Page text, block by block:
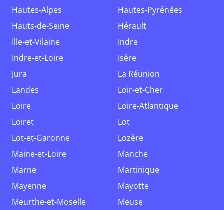
Hautes-Alpes
Hautes-Pyrénées
Hauts-de-Seine
Hérault
Ille-et-Vilaine
Indre
Indre-et-Loire
Isère
Jura
La Réunion
Landes
Loir-et-Cher
Loire
Loire-Atlantique
Loiret
Lot
Lot-et-Garonne
Lozère
Maine-et-Loire
Manche
Marne
Martinique
Mayenne
Mayotte
Meurthe-et-Moselle
Meuse